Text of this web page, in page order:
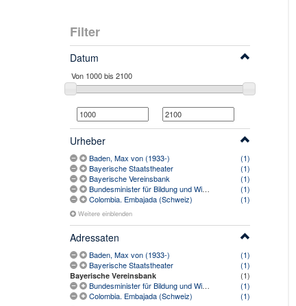
Filter
Datum
Urheber
Baden, Max von (1933-)
(1)
Bayerische Staatstheater
(1)
Bayerische Vereinsbank
(1)
Bundesminister für Bildung und Wissenschaft
(1)
Colombia. Embajada (Schweiz)
(1)
Weitere einblenden
Adressaten
Baden, Max von (1933-)
(1)
Bayerische Staatstheater
(1)
Bayerische Vereinsbank
(1)
Bundesminister für Bildung und Wissenschaft
(1)
Colombia. Embajada (Schweiz)
(1)